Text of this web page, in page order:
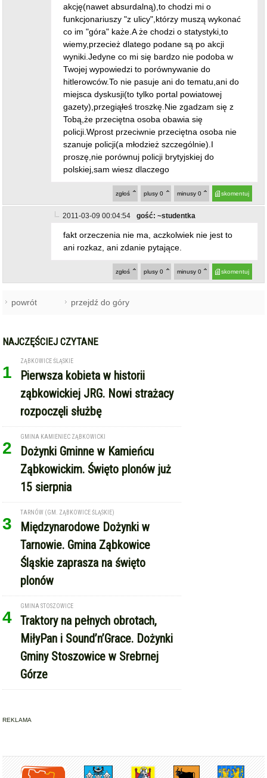
akcję(nawet absurdalną),to chodzi mi o
funkcjonariuszy "z ulicy",którzy muszą wykonać
co im "góra" każe.A że chodzi o statystyki,to
wiemy,przecież dlatego podane są po akcji
wyniki.Jedyne co mi się bardzo nie podoba w
Twojej wypowiedzi to porównywanie do
hitlerowców.To nie pasuje ani do tematu,ani do
miejsca dyskusji(to tylko portal powiatowej
gazety),przegiąłeś troszkę.Nie zgadzam się z
Tobą,że przeciętna osoba obawia się
policji.Wprost przeciwnie przeciętna osoba nie
szanuje policji(a młodzież szczególnie).I
proszę,nie porównuj policji brytyjskiej do
polskiej,sam wiesz dlaczego
skomentuj
minusy 0
plusy 0
zgłoś
2011-03-09 00:04:54 gość: ~studentka
fakt orzeczenia nie ma, aczkolwiek nie jest to
ani rozkaz, ani zdanie pytające.
skomentuj
minusy 0
plusy 0
zgłoś
powrót przejdź do góry
NAJCZĘŚCIEJ CZYTANE
1
ZĄBKOWICE ŚLĄSKIE
Pierwsza kobieta w historii
ząbkowickiej JRG. Nowi strażacy
rozpoczęli służbę
2
GMINA KAMIENIEC ZĄBKOWICKI
Dożynki Gminne w Kamieńcu
Ząbkowickim. Święto plonów już
15 sierpnia
3
TARNÓW (GM. ZĄBKOWICE ŚLĄSKIE)
Międzynarodowe Dożynki w
Tarnowie. Gmina Ząbkowice
Śląskie zaprasza na święto
plonów
4
GMINA STOSZOWICE
Traktory na pełnych obrotach,
MiłyPan i Sound’n’Grace. Dożynki
Gminy Stoszowice w Srebrnej
Górze
REKLAMA